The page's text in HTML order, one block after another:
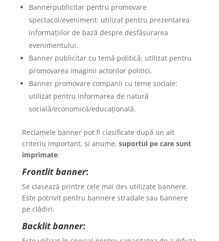
Bannerpublicitar pentru promovare
spectacol/eveniment: utilizat pentru prezentarea
informațiilor de bază despre desfășurarea
evenimentului.
Banner publicitar cu temă politică: utilizat pentru
promovarea imaginii actorilor politici.
Banner promovare companii cu teme sociale:
utilizat pentru informarea de natură
socială/economică/educațională.
Reclamele banner pot fi clasificate după un alt
criteriu important, și anume, suportul pe care sunt
imprimate:
Frontlit banner:
Se clasează printre cele mai des utilizate bannere.
Este potrivit pentru bannere stradale sau bannere
pe clădiri.
Backlit banner: